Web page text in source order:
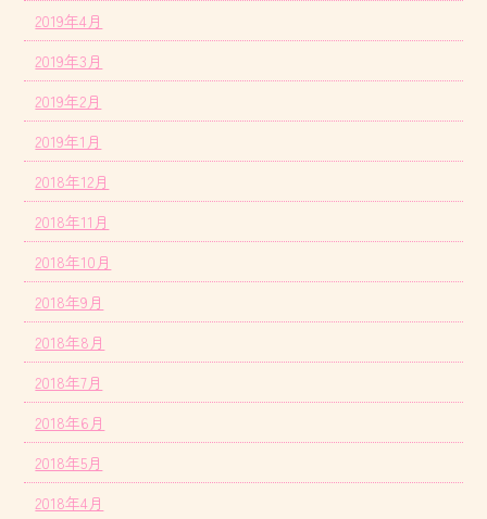
2019年4月
2019年3月
2019年2月
2019年1月
2018年12月
2018年11月
2018年10月
2018年9月
2018年8月
2018年7月
2018年6月
2018年5月
2018年4月